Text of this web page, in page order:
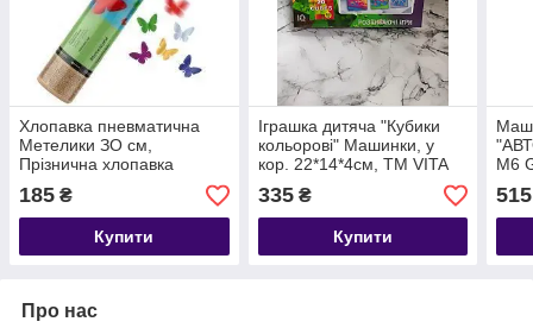
Хлопавка пневматична
Метелики ЗО см,
Прізнична хлопавка
метелика красиві
кольорові
185 ₴
Купити
Іграшка дитяча "Кубики
кольорові" Машинки, у
кор. 22*14*4см, ТМ VITA
TOYS, Украина
335₴
Купити
M6
см
515
Про нас